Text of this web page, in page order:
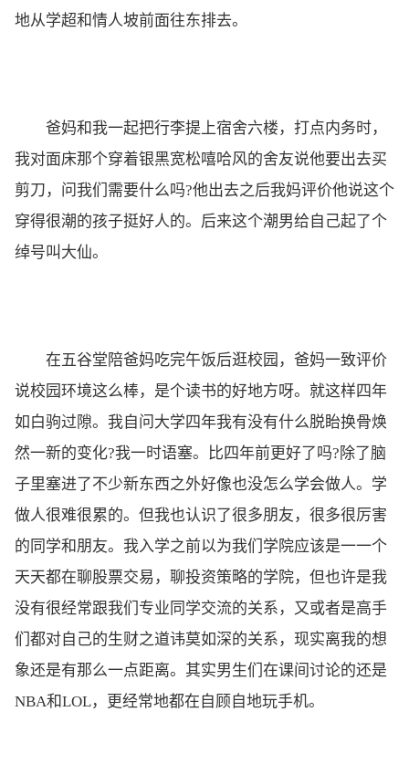
地从学超和情人坡前面往东排去。
爸妈和我一起把行李提上宿舍六楼，打点内务时，
我对面床那个穿着银黑宽松嘻哈风的舍友说他要出去买
剪刀，问我们需要什么吗?他出去之后我妈评价他说这个
穿得很潮的孩子挺好人的。后来这个潮男给自己起了个
绰号叫大仙。
在五谷堂陪爸妈吃完午饭后逛校园，爸妈一致评价
说校园环境这么棒，是个读书的好地方呀。就这样四年
如白驹过隙。我自问大学四年我有没有什么脱眙换骨焕
然一新的变化?我一时语塞。比四年前更好了吗?除了脑
子里塞进了不少新东西之外好像也没怎么学会做人。学
做人很难很累的。但我也认识了很多朋友，很多很厉害
的同学和朋友。我入学之前以为我们学院应该是一一个
天天都在聊股票交易，聊投资策略的学院，但也许是我
没有很经常跟我们专业同学交流的关系，又或者是高手
们都对自己的生财之道讳莫如深的关系，现实离我的想
象还是有那么一点距离。其实男生们在课间讨论的还是
NBA和LOL，更经常地都在自顾自地玩手机。